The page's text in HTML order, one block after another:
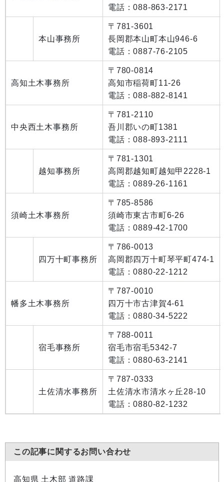
電話：088-863-2171
本山事務所
〒781-3601
長岡郡本山町本山946-6
電話：0887-76-2105
高知土木事務所
〒780-0814
高知市稲荷町11-26
電話：088-882-8141
中央西土木事務所
〒781-2110
吾川郡いの町1381
電話：088-893-2111
越知事務所
〒781-1301
高岡郡越知町越知甲2228-1
電話：0889-26-1161
須崎土木事務所
〒785-8586
須崎市東古市町6-26
電話：0889-42-1700
四万十町事務所
〒786-0013
高岡郡四万十町琴平町474-1
電話：0880-22-1212
幡多土木事務所
〒787-0010
四万十市古津賀4-61
電話：0880-34-5222
宿毛事務所
〒788-0011
宿毛市宿毛5342-7
電話：0880-63-2141
土佐清水事務所
〒787-0333
土佐清水市清水ヶ丘28-10
電話：0880-82-1232
この記事に関するお問い合わせ
高知県 土木部 道路課